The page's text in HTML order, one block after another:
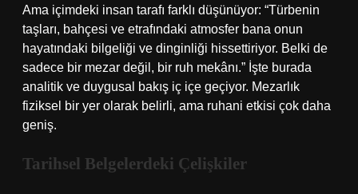
Ama içimdeki insan tarafı farklı düşünüyor: “Türbenin
taşları, bahçesi ve etrafındaki atmosfer bana onun
hayatındaki bilgeliği ve dinginliği hissettiriyor. Belki de
sadece bir mezar değil, bir ruh mekânı.” İşte burada
analitik ve duygusal bakış iç içe geçiyor. Mezarlık
fiziksel bir yer olarak belirli, ama ruhani etkisi çok daha
geniş.
Tarihsel Belgelerdeki Çelişkiler